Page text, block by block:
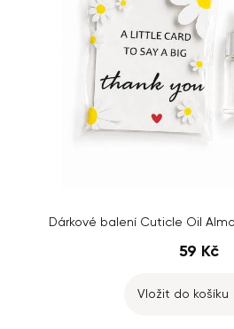
59 Kč
Vložit do košíku